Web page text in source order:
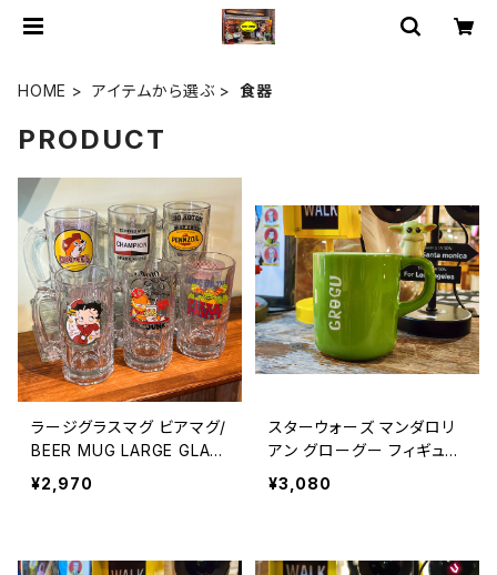
HOME アイテムから選ぶ 食器
PRODUCT
ラージグラスマグ ビアマグ/
BEER MUG LARGE GLAS
S MUG【A1171】
¥2,970
スターウォーズ マンダロリ
アン グローグー フィギュア
付き マグカップ アメリカン
雑貨 / STAR WARS MAN
¥3,080